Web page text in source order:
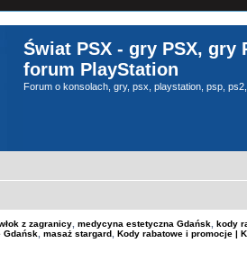
Świat PSX - gry PSX, gry
forum PlayStation
Forum o konsolach, gry, psx, playstation, psp,
z zagranicy medycyna estetyczna Gdańsk kody
Gdańsk masaż stargard Kody rabatowe i promocje |